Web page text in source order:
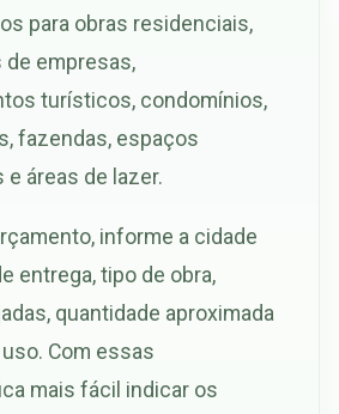
para obras residenciais,
de empresas,
turísticos, condomínios,
fazendas, espaços
áreas de lazer.
informe a cidade
entrega, tipo de obra,
quantidade aproximada
Com essas
mais fácil indicar os